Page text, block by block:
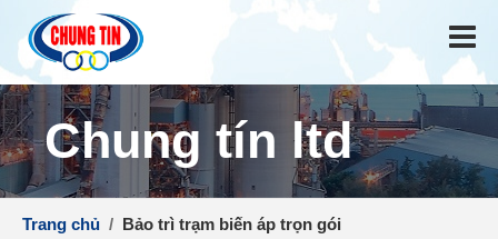
Chung tín ltd
Trang chủ / Bảo trì trạm biến áp trọn gói